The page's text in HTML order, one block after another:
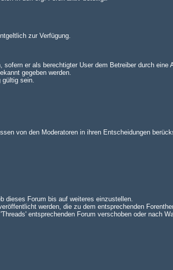
zur Verfügung.
er als berechtigter User dem Betreiber durch eine
gegeben werden.
sein.
von den Moderatoren in ihren Entscheidungen
dieses Forum bis auf weiteres einzustellen.
werden, die zu dem entsprechenden
entsprechenden Forum verschoben oder nach